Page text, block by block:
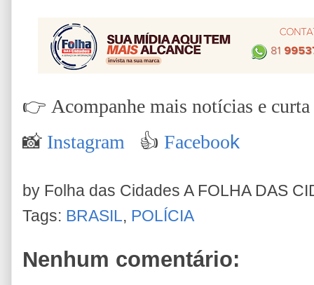
👉 Acompanhe mais notícias e curta
📸 Instagram 👍 Facebook
by Folha das Cidades A FOLHA DAS
Tags: BRASIL, POLÍCIA
Nenhum comentário: